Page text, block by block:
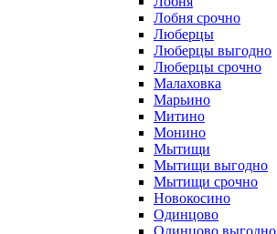
Лобня срочно
Люберцы
Люберцы выгодно
Люберцы срочно
Малаховка
Марьино
Митино
Монино
Мытищи
Мытищи выгодно
Мытищи срочно
Новокосино
Одинцово
Одинцово выгодно